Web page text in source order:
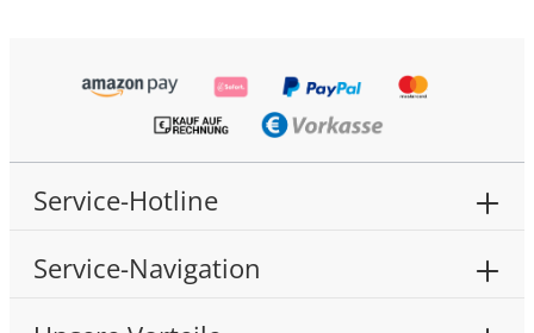
Service-Hotline
Service-Navigation